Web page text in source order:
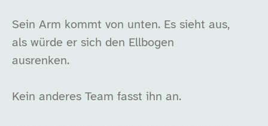
Sein Arm kommt von unten. Es sieht aus,
als würde er sich den Ellbogen
ausrenken.
Kein anderes Team fasst ihn an.